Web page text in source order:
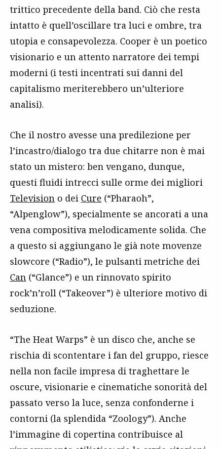
trittico precedente della band. Ciò che resta
intatto è quell’oscillare tra luci e ombre, tra
utopia e consapevolezza. Cooper è un poetico
visionario e un attento narratore dei tempi
moderni (i testi incentrati sui danni del
capitalismo meriterebbero un’ulteriore
analisi).
Che il nostro avesse una predilezione per
l’incastro/dialogo tra due chitarre non è mai
stato un mistero: ben vengano, dunque,
questi fluidi intrecci sulle orme dei migliori
Television o dei Cure (“Pharaoh”,
“Alpenglow”), specialmente se ancorati a una
vena compositiva melodicamente solida. Che
a questo si aggiungano le già note movenze
slowcore (“Radio”), le pulsanti metriche dei
Can (“Glance”) e un rinnovato spirito
rock’n’roll (“Takeover”) è ulteriore motivo di
seduzione.
“The Heat Warps” è un disco che, anche se
rischia di scontentare i fan del gruppo, riesce
nella non facile impresa di traghettare le
oscure, visionarie e cinematiche sonorità del
passato verso la luce, senza confonderne i
contorni (la splendida “Zoology”). Anche
l’immagine di copertina contribuisce al